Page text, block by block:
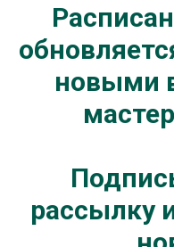
новыми
рассылку